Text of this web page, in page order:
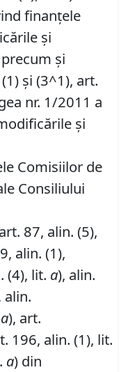
finanţele
şi
și
şi (3^1), art.
nr. 1/2011 a
şi
Comisiilor de
Consiliului
87, alin. (5),
alin. (1),
(4), lit. a), alin.
alin.
a), art.
196, alin. (1), lit.
a) din